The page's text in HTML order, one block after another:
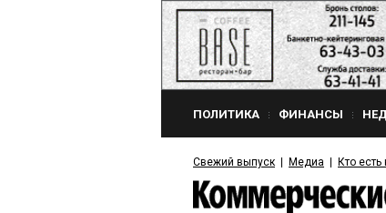
ПОЛИТИКА ФИНАНСЫ
Свежий выпуск Медиа Кто есть